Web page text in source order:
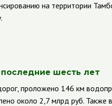
на территории
последние шесть лет
проложено 146 км
около 2,7 млрд руб. Также